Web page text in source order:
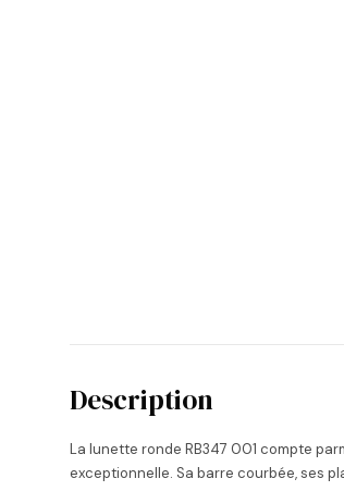
Description
La lunette ronde RB347 001 compte
exceptionnelle. Sa barre courbée, ses